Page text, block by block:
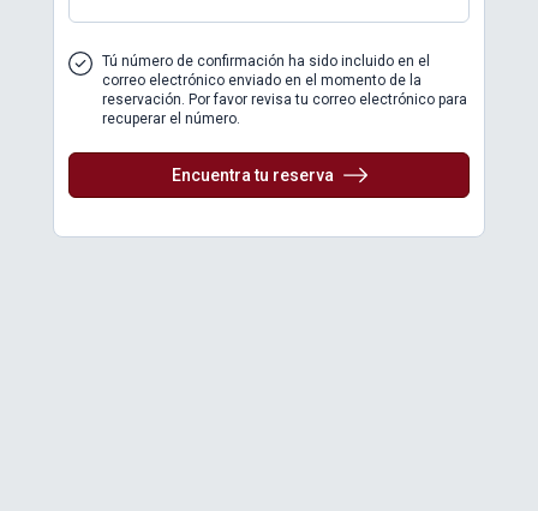
Tú número de confirmación ha sido incluido en el
correo electrónico enviado en el momento de la
reservación. Por favor revisa tu correo electrónico para
recuperar el número.
Encuentra tu reserva